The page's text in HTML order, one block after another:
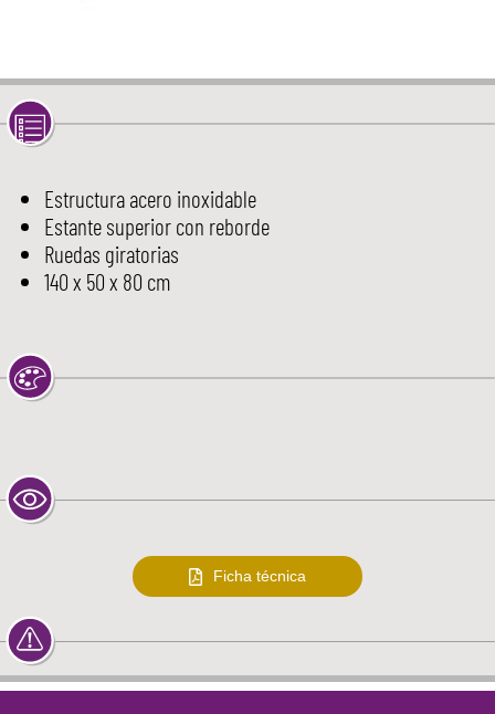
Estructura acero inoxidable
Estante superior con reborde
Ruedas giratorias
140 x 50 x 80 cm
Ficha técnica